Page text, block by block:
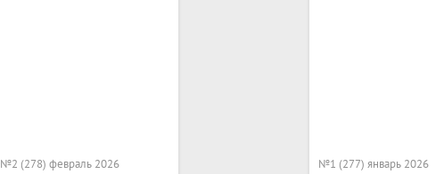
№2 (278) февраль 2026 №1 (277) январь 2026